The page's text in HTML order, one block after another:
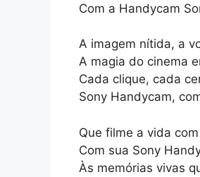
Com a Handycam
A imagem nítida, a
A magia do cinema
Cada clique, cada
Sony Handycam,
Que filme a vida
Com sua Sony
Às memórias vivas